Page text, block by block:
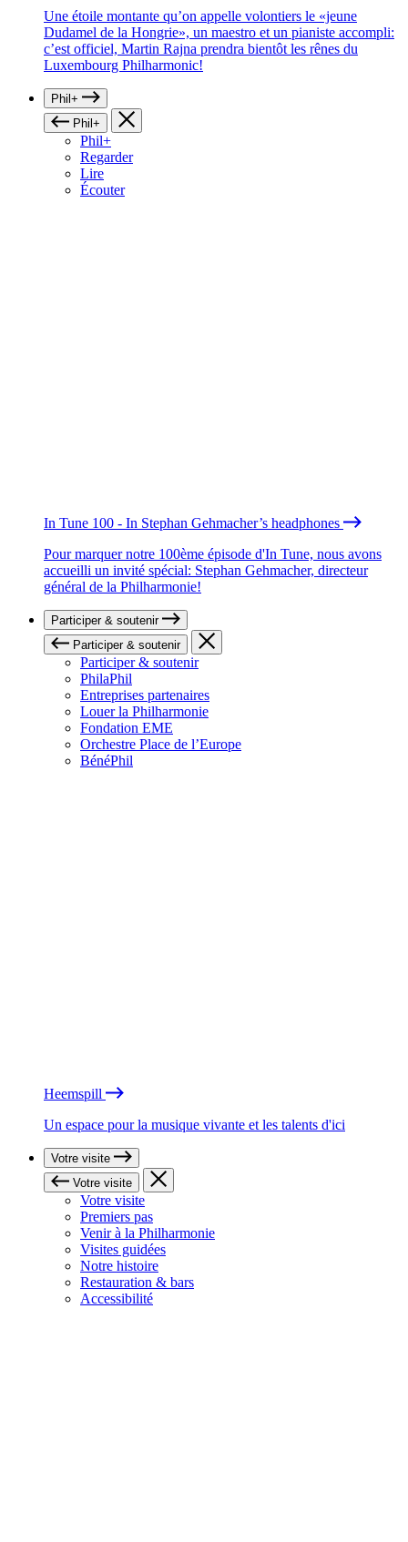
Une étoile montante qu’on appelle volontiers le «jeune
Dudamel de la Hongrie», un maestro et un pianiste accompli:
c’est officiel, Martin Rajna prendra bientôt les rênes du
Luxembourg Philharmonic!
Phil+
Phil+
Phil+
Regarder
Lire
Écouter
In Tune 100 - In Stephan Gehmacher’s headphones
Pour marquer notre 100ème épisode d'In Tune, nous avons
accueilli un invité spécial: Stephan Gehmacher, directeur
général de la Philharmonie!
Participer & soutenir
Participer & soutenir
Participer & soutenir
PhilaPhil
Entreprises partenaires
Louer la Philharmonie
Fondation EME
Orchestre Place de l’Europe
BénéPhil
Heemspill
Un espace pour la musique vivante et les talents d'ici
Votre visite
Votre visite
Votre visite
Premiers pas
Venir à la Philharmonie
Visites guidées
Notre histoire
Restauration & bars
Accessibilité